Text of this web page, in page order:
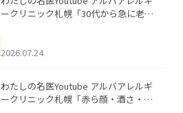
ークリニック札幌「30代から急に老け
た。
2026.07.24
わたしの名医Youtube アルバアレルギ
ークリニック札幌「赤ら顔・酒さ・ニ